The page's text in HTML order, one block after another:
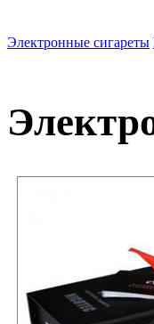
Электронные сигареты